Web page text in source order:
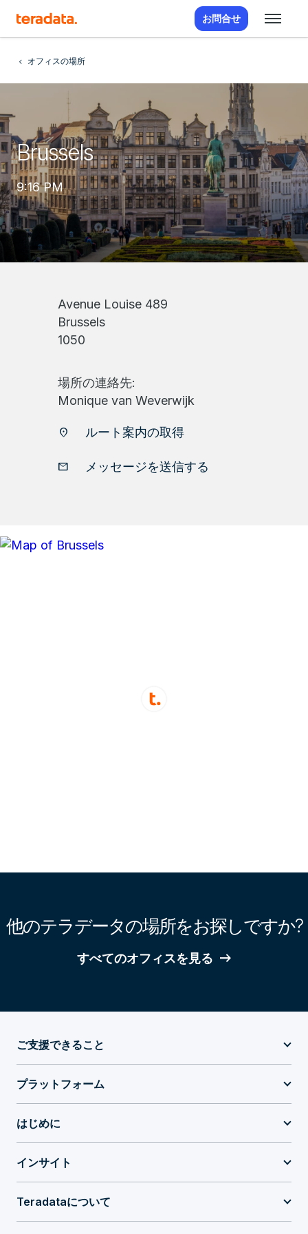
お問合せ
オフィスの場所
Brussels
9:16 PM
Avenue Louise 489
Brussels
1050
場所の連絡先:
Monique van Weverwijk
location_on ルート案内の取得
email メッセージを送信する
他のテラデータの場所をお探しですか?
すべてのオフィスを見る
ご支援できること
プラットフォーム
はじめに
インサイト
Teradataについて